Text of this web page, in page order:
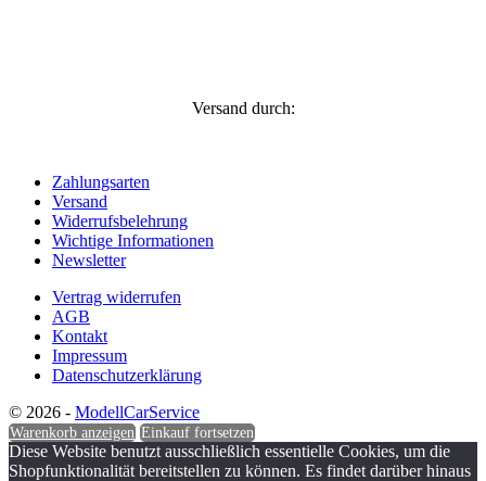
Versand durch:
Zahlungsarten
Versand
Widerrufsbelehrung
Wichtige Informationen
Newsletter
Vertrag widerrufen
AGB
Kontakt
Impressum
Datenschutzerklärung
© 2026 - ModellCarService
Warenkorb anzeigen Einkauf fortsetzen
Diese Website benutzt ausschließlich essentielle Cookies, um die
Shopfunktionalität bereitstellen zu können. Es findet darüber hinaus